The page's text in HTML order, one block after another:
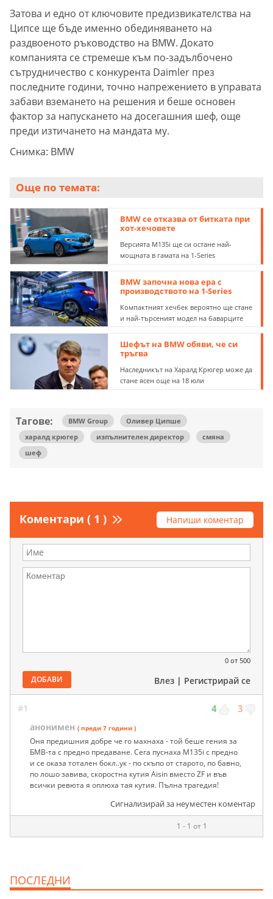
Затова и едно от ключовите предизвикателства на
Ципсе ще бъде именно обединяването на
раздвоеното ръководство на BMW. Докато
компанията се стремеше към по-задълбочено
сътрудничество с конкурента Daimler през
последните години, точно напрежението в управата
забави вземането на решения и беше основен
фактор за напускането на досегашния шеф, още
преди изтичането на мандата му.
Снимка: BMW
Още по темата:
BMW се отказва от битката при
хот-хечовете
Версията M135i ще си остане най-
мощната в гамата на 1-Series
BMW започна нова ера с
производството на 1-Series
Компактният хечбек вероятно ще стане
и най-търсеният модел на баварците
Шефът на BMW обяви, че си
тръгва
Наследникът на Харалд Крюгер може да
стане ясен още на 18 юли
Тагове: BMW Group
Оливер Ципше
харалд крюгер
изпълнителен директор
смяна
шеф
Коментари ( 1 ) Напиши коментар
0 от 500
ДОБАВИ Влез | Регистрирай се
#1 4 3
анонимен ( преди 7 години )
Оня предишния добре че го махнаха - той беше гения за
БМВ-та с предно предаване. Сега пуснаха M135i с предно
и се оказа тотален бокл..ук - по скъпо от старото, по бавно,
по лошо завива, скоростна кутия Aisin вместо ZF и във
всички ревюта я оплюха тая кутия. Пълна трагедия!
Сигнализирай за неуместен коментар
1 - 1 от 1
ПОСЛЕДНИ